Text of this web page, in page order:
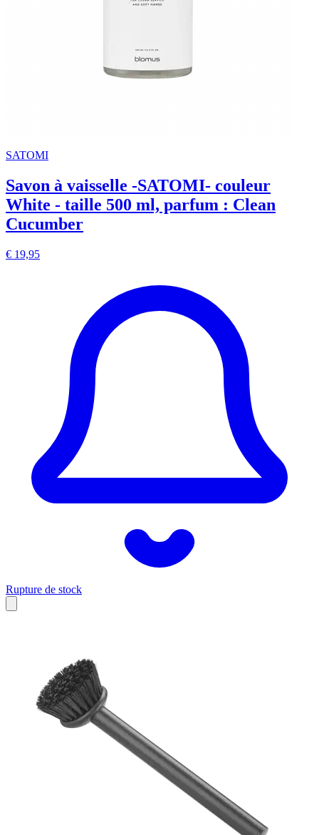
SATOMI
Savon à vaisselle -SATOMI- couleur
White - taille 500 ml, parfum : Clean
Cucumber
€ 19,95
Rupture de stock